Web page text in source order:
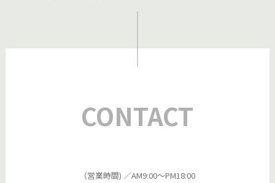
CONTACT
（営業時間) ／AM9:00～PM18:00